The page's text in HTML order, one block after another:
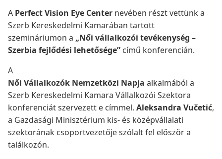
A Perfect Vision Eye Center nevében részt vettünk a
Szerb Kereskedelmi Kamarában tartott
szemináriumon a „Női vállalkozói tevékenység –
Szerbia fejlődési lehetősége” című konferencián.
A
Női Vállalkozók Nemzetközi Napja alkalmából a
Szerb Kereskedelmi Kamara Vállalkozói Szektora
konferenciát szervezett e címmel. Aleksandra Vučetić,
a Gazdasági Minisztérium kis- és középvállalati
szektorának csoportvezetője szólalt fel először a
találkozón.